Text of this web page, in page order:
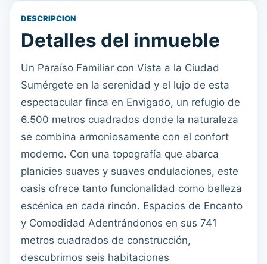
DESCRIPCION
Detalles del inmueble
Un Paraíso Familiar con Vista a la Ciudad
Sumérgete en la serenidad y el lujo de esta
espectacular finca en Envigado, un refugio de
6.500 metros cuadrados donde la naturaleza
se combina armoniosamente con el confort
moderno. Con una topografía que abarca
planicies suaves y suaves ondulaciones, este
oasis ofrece tanto funcionalidad como belleza
escénica en cada rincón. Espacios de Encanto
y Comodidad Adentrándonos en sus 741
metros cuadrados de construcción,
descubrimos seis habitaciones